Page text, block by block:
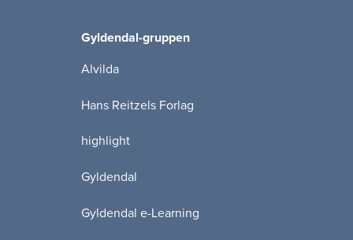
Gyldendal-gruppen
Alvilda
Hans Reitzels Forlag
highlight
Gyldendal
Gyldendal e-Learning